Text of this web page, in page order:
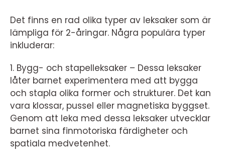
Det finns en rad olika typer av leksaker som är
lämpliga för 2-åringar. Några populära typer
inkluderar:
1. Bygg- och stapelleksaker – Dessa leksaker
låter barnet experimentera med att bygga
och stapla olika former och strukturer. Det kan
vara klossar, pussel eller magnetiska byggset.
Genom att leka med dessa leksaker utvecklar
barnet sina finmotoriska färdigheter och
spatiala medvetenhet.